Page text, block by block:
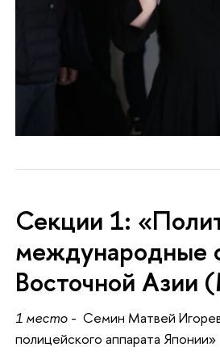
Секции 1:
международные
Восточной
1 место - Семин Матвей
полицейского аппарата Японии»